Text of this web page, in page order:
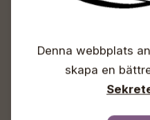
Söndagar Självbetjäning
Info & växel
Denna webbplats
skapa en